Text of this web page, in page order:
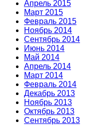
Апрель 2015
Март 2015
Февраль 2015
Ноябрь 2014
Сентябрь 2014
Июнь 2014
Май 2014
Апрель 2014
Март 2014
Февраль 2014
Декабрь 2013
Ноябрь 2013
Октябрь 2013
Сентябрь 2013